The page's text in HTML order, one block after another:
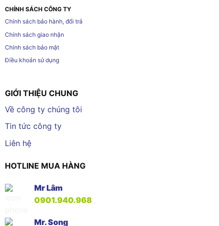
CHÍNH SÁCH CÔNG TY
Chính sách bảo hành, đổi trả
Chính sách giao nhận
Chính sách bảo mật
Điều khoản sử dụng
GIỚI THIỆU CHUNG
Về công ty chúng tôi
Tin tức công ty
Liên hệ
HOTLINE MUA HÀNG
Mr Lâm
0901.940.968
Mr. Song